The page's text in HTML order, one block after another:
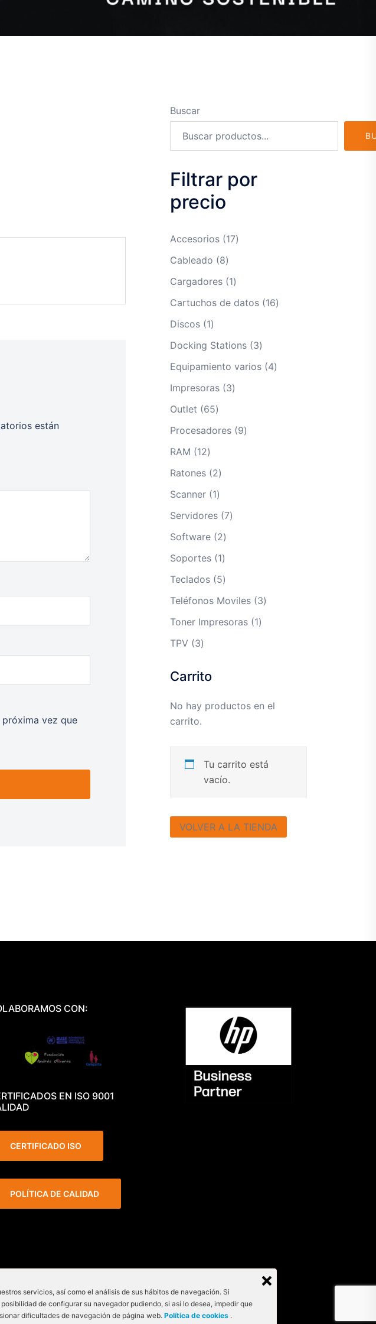
están
vez que
Buscar
Filtrar por
precio
Accesorios 1717
Cableado 88
productos
Cargadores 11
producto
Cartuchos de datos 1616
Discos 11
producto
Docking Stations 33
productos
Equipamiento varios 44
Impresoras 33
Outlet 6565
productos
Procesadores 99
RAM 1212
productos
Ratones 22
productos
Scanner 11
producto
Servidores 77
Software 22
productos
Soportes 11
producto
Teclados 55
productos
Teléfonos Moviles 33
Toner Impresoras 11
TPV 33
Carrito
No hay productos en el
carrito.
Tu carrito está
vacío.
VOLVER A LA TIENDA
CON:
EN ISO 9001
CERTIFICADO ISO
POLÍTICA DE CALIDAD
servicios, así como el análisis de sus hábitos de navegación. Si
de configurar su navegador pudiendo, si así lo desea, impedir que
dificultades de navegación de página web. Política de cookies .